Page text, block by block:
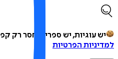
יש עוגיות, יש ספרים, חסר רק קפה.
הפרטיות